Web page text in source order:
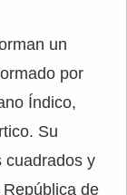
un
por
Índico,
Su
cuadrados y
de